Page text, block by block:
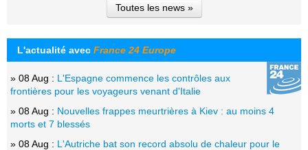
Toutes les news »
L'actualité avec France 24 Europe
» 08 Aug : L'Espagne commence les contrôles aux
frontières pour les voyageurs venant d'Italie
» 08 Aug : Nouvelles frappes meurtrières à Kiev : au moins 4
morts et 7 blessés
» 08 Aug : L'Autriche bat son record absolu de chaleur pour le